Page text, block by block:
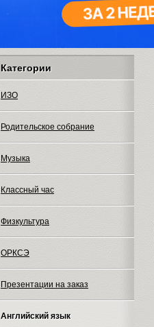
Категории
ИЗО
Родительское собрание
Музыка
Классный час
Физкультура
ОРКСЭ
Презентации на заказ
Английский язык